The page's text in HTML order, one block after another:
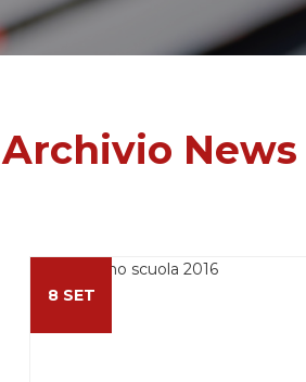
Archivio News
8 SET